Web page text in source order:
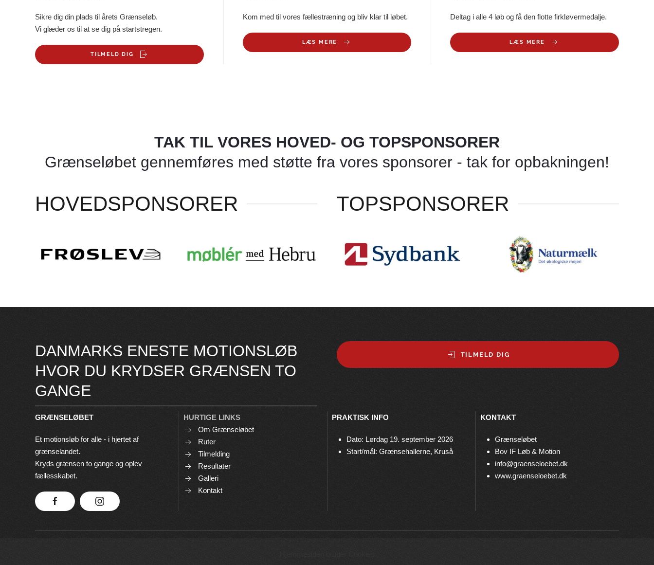
Sikre dig din plads til årets Grænseløb.
Vi glæder os til at se dig på startstregen.
TILMELD DIG
Kom med til vores fællestræning og bliv klar til løbet.
LÆS MERE
Deltag i alle 4 løb og få den flotte firkløvermedalje.
LÆS MERE
TAK TIL VORES HOVED- OG TOPSPONSORER
Grænseløbet gennemføres med støtte fra vores sponsorer - tak for opbakningen!
HOVEDSPONSORER TOPSPONSORER
DANMARKS ENESTE MOTIONSLØB
HVOR DU KRYDSER GRÆNSEN TO
GANGE
TILMELD DIG
GRÆNSELØBET
Et motionsløb for alle - i hjertet af
grænselandet.
Kryds grænsen to gange og oplev
fællesskabet.
HURTIGE LINKS
Om Grænseløbet
Ruter
Tilmelding
Resultater
Galleri
Kontakt
PRAKTISK INFO
Dato: Lørdag 19. september 2026
Start/mål: Grænsehallerne, Kruså
KONTAKT
Grænseløbet
Bov IF Løb & Motion
info@graenseloebet.dk
www.graenseloebet.dk